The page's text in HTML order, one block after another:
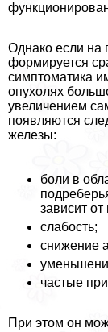
Однако если на
формируется
симптоматика
опухолях
увеличением
появляются
железы:
боли в
зависит
слабость;
снижение
частые
При этом он